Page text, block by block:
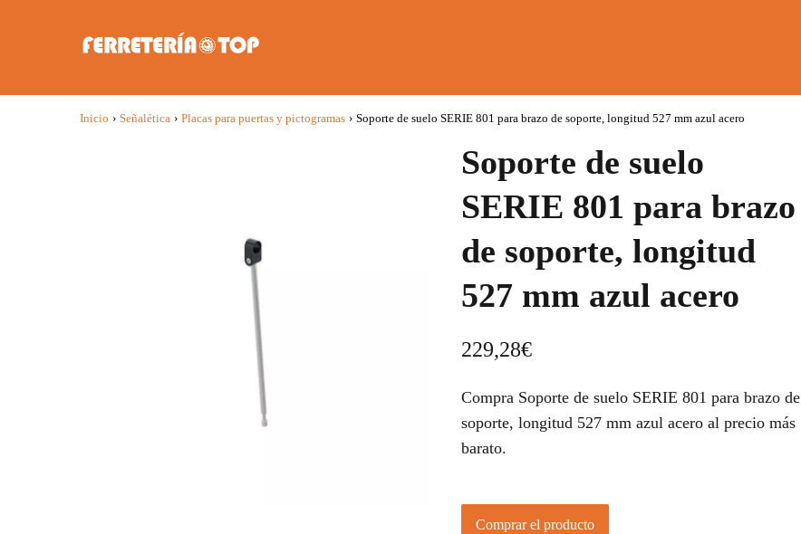
Inicio › Señalética › Placas para puertas y pictogramas › Soporte de suelo SERIE 801 para brazo de soporte, longitud 527 mm azul acero
Soporte de suelo
SERIE 801 para brazo
de soporte, longitud
527 mm azul acero
229,28€
Compra Soporte de suelo SERIE 801 para brazo de
soporte, longitud 527 mm azul acero al precio más
barato.
Comprar el producto